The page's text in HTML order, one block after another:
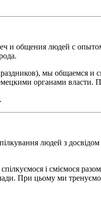
и общения людей с
мы общаемся и
органами власти.
людей з досвідом
і сміємося
При цьому ми тренуємо